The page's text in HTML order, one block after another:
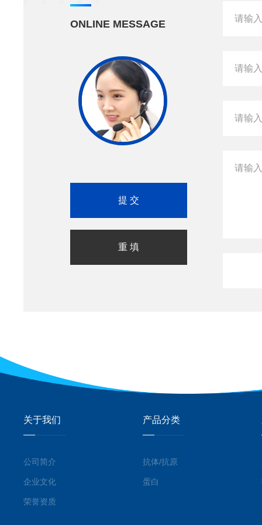
ONLINE MESSAGE
关于我们
公司简介
企业文化
荣誉资质
产品分类
抗体/抗原
蛋白